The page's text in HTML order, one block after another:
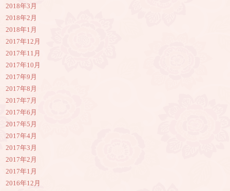
2018年3月
2018年2月
2018年1月
2017年12月
2017年11月
2017年10月
2017年9月
2017年8月
2017年7月
2017年6月
2017年5月
2017年4月
2017年3月
2017年2月
2017年1月
2016年12月